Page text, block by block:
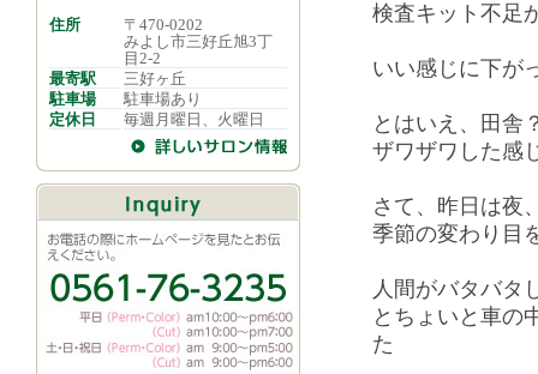
検査キット不足
いい感じに下が
とはいえ、田舎
ザワザワした感
さて、昨日は夜
季節の変わり目
人間がバタバタ
とちょいと車の
た
住所
〒470-0202
みよし市三好丘旭3丁
目2-2
最寄駅
三好ヶ丘
駐車場
駐車場あり
定休日
毎週月曜日、火曜日